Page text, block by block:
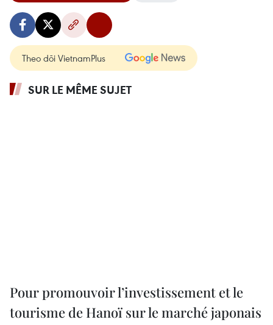
Theo dõi VietnamPlus
SUR LE MÊME SUJET
Pour promouvoir l’investissement et le
tourisme de Hanoï sur le marché japonais